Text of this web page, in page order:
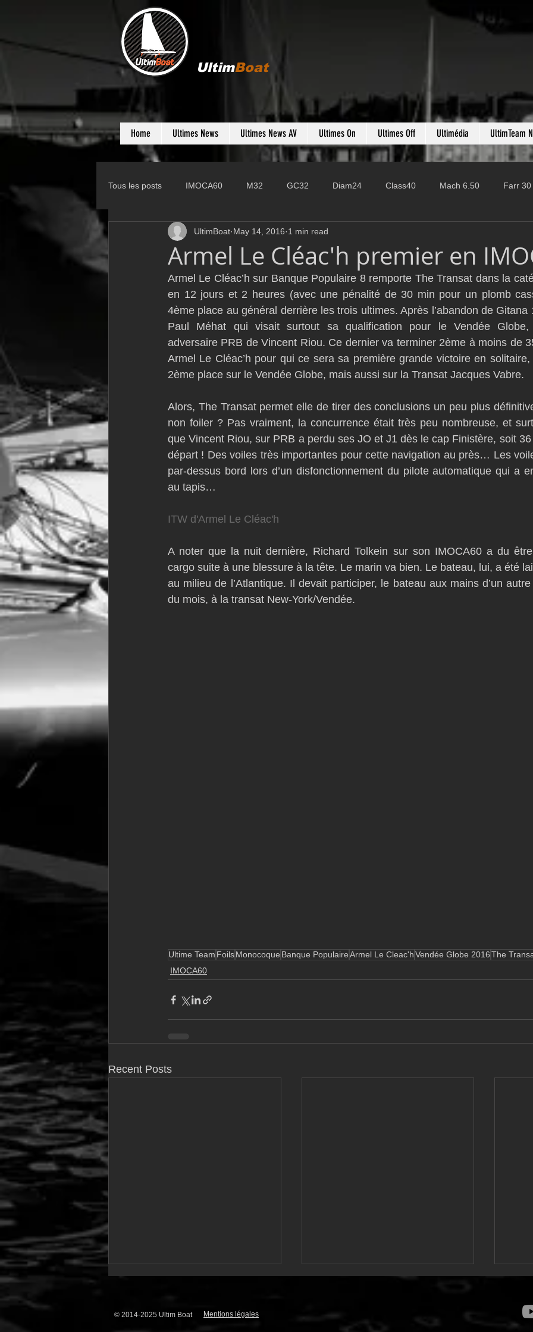
UltimBoat
Home Ultimes News Ultimes News AV Ultimes On Ultimes Off Ultimédia UltimTeam
Tous les posts IMOCA60 M32 GC32 Diam24 Class40 Mach 6.50 Farr 30
D35 Farr 280 Fast 40
Class Rhum JMD54 Botin 52 Classe 50 Figaro 3 Flying Phantom
TF35 Business AC75 Open 7.50
Armel Le Cléac'h premier en
UltimBoat May 14, 2016 1 min read
Armel Le Cléac’h sur Banque Populaire 8 remporte The Transat dans la
en 12 jours et 2 heures (avec une pénalité de 30 min pour un plomb
4ème place au général derrière les trois ultimes. Après l’abandon de Gitana
Paul Méhat qui visait surtout sa qualification pour le Vendée Globe,
adversaire PRB de Vincent Riou. Ce dernier va terminer 2ème à moins de
Armel Le Cléac’h pour qui ce sera sa première grande victoire en
2ème place sur le Vendée Globe, mais aussi sur la Transat Jacques Vabre.
Alors, The Transat permet elle de tirer des conclusions un peu plus
non foiler ? Pas vraiment, la concurrence était très peu nombreuse, et
que Vincent Riou, sur PRB a perdu ses JO et J1 dès le cap Finistère, soit
départ ! Des voiles très importantes pour cette navigation au près… Les
par-dessus bord lors d’un disfonctionnement du pilote automatique qui a
au tapis…
ITW d'Armel Le Cléac'h
A noter que la nuit dernière, Richard Tolkein sur son IMOCA60 a du
cargo suite à une blessure à la tête. Le marin va bien. Le bateau, lui, a été
au milieu de l’Atlantique. Il devait participer, le bateau aux mains d’un
du mois, à la transat New-York/Vendée.
Ultime Team FoilsMonocoque Banque PopulaireArmel Le Cleac'hVendée Globe 2016The
IMOCA60
Recent Posts
© 2014-2025 Ultim Boat Mentions légales